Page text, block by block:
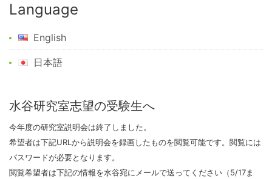
Language
English
日本語
水谷研究室志望の受験生へ
今年度の研究室説明会は終了しました。
希望者は下記URLから説明会を録画したものを閲覧可能です。閲覧には
パスワードが必要となります。
閲覧希望者は下記の情報を水谷宛にメールで送ってください（5/17ま